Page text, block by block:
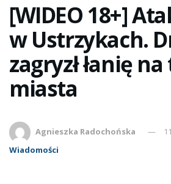
[WIDEO 18+]
w Ustrzykach.
zagryzł łanię
miasta
Agnieszka Radochońska
Wiadomości